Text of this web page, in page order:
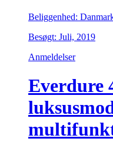
Beliggenhed:
Besøgt: Juli, 2019
Anmeldelser
Everdure